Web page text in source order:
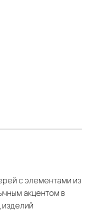
с элементами из
акцентом в